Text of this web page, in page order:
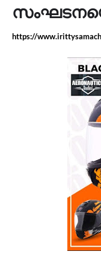
https://